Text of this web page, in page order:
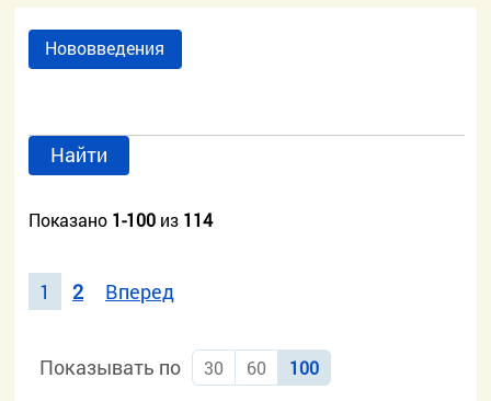
Нововведения
Найти
Показано 1-100 из 114
1 2 Вперед
Показывать по 30 60 100